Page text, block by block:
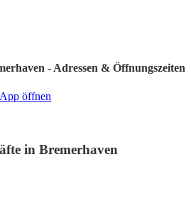
- Adressen & Öffnungszeiten
öffnen
in Bremerhaven